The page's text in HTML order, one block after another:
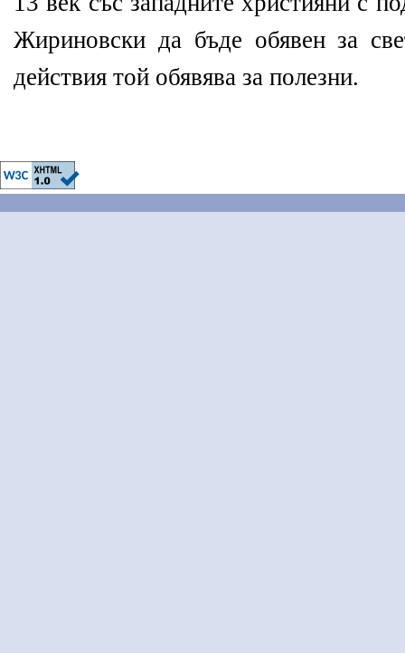
Жириновски да бъде обявен за
действия той обявява за полезни.